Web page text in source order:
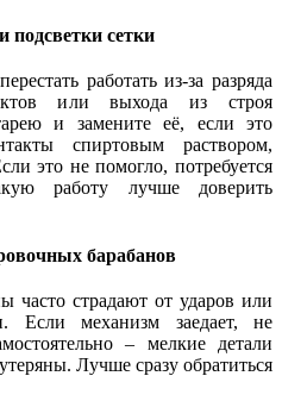
подсветки сетки
работать из-за разряда
или выхода из строя
и замените её, если это
спиртовым раствором,
это не помогло, потребуется
работу лучше доверить
барабанов
часто страдают от ударов или
Если механизм заедает, не
– мелкие детали
Лучше сразу обратиться